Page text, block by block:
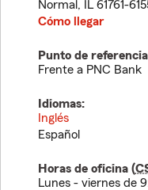
Normal , IL 61761-
Cómo llegar
Punto de
Frente a PNC Bank
Idiomas:
Inglés
Español
Horas de oficina (
Lunes - viernes de